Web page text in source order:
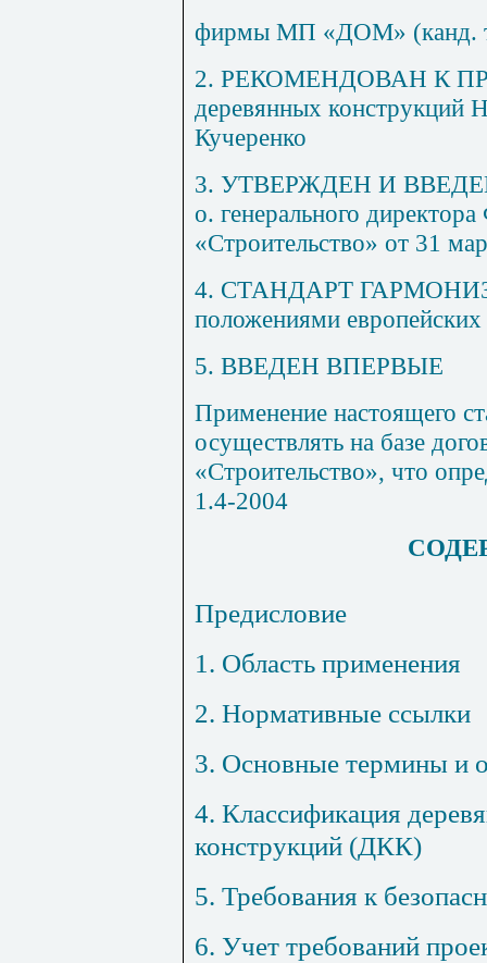
фирмы МП «ДОМ» (канд.
2. РЕКОМЕНДОВАН К
деревянных
Кучеренко
3. УТВЕРЖДЕН И
о. генерального
«Строительство» от 31
4. СТАНДАРТ
положениями
5. ВВЕДЕН ВПЕРВЫЕ
Применение настоящего
осуществлять на базе
«Строительство», что
1.4-2004
Предисловие
1. Область применения
2. Нормативные ссылки
3. Основные термины и
4. Классификация
конструкций (ДКК)
5. Требования к
6. Учет требований